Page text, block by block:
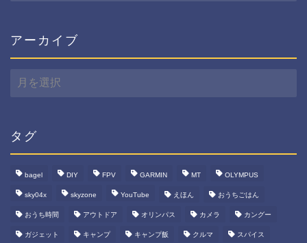
ー
アーカイブ
ー
ブ
タグ
bagel DIY FPV GARMIN MT OLYMPUS
sky04x skyzone YouTube えほん おうちごはん
おうち時間 アウトドア オリンパス カメラ カングー
ガジェット キャンプ キャンプ飯 クルマ スパイス